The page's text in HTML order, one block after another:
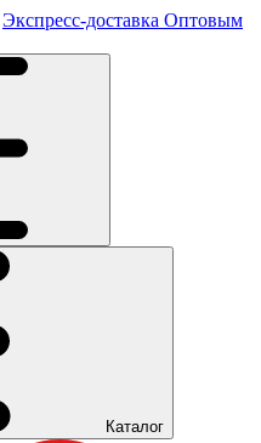
Экспресс-доставка Оптовым
Каталог